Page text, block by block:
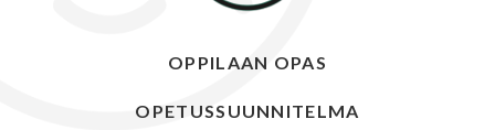
OPPILAAN OPAS
OPETUSSUUNNITELMA